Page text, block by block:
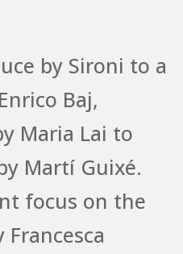
by Sironi to a
Baj,
Maria Lai to
Martí Guixé.
focus on the